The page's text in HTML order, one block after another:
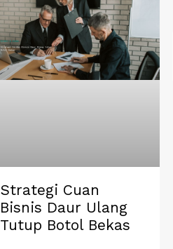
Strategi Cuan
Bisnis Daur Ulang
Tutup Botol Bekas